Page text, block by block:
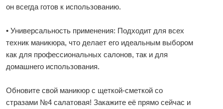
он всегда готов к использованию.
• Универсальность применения: Подходит для всех
техник маникюра, что делает его идеальным выбором
как для профессиональных салонов, так и для
домашнего использования.
Обновите свой маникюр с щеткой-сметкой со
стразами №4 салатовая! Закажите её прямо сейчас и